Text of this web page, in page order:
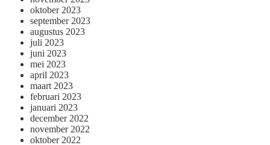
oktober 2023
september 2023
augustus 2023
juli 2023
juni 2023
mei 2023
april 2023
maart 2023
februari 2023
januari 2023
december 2022
november 2022
oktober 2022